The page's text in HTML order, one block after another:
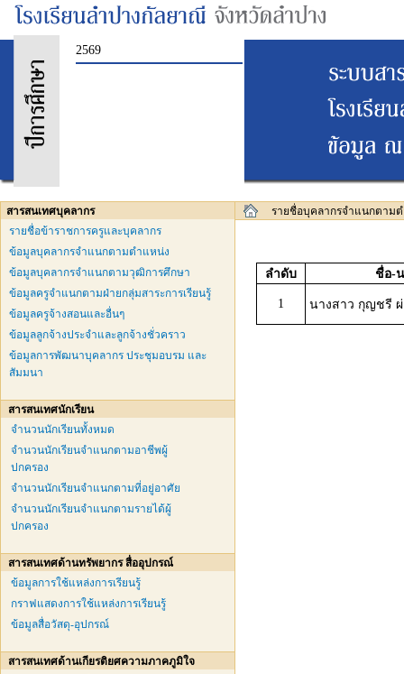
2569
สารสนเทศบุคลากร
รายชื่อข้าราชการครูและบุคลากร
ข้อมูลบุคลากรจำแนกตามตำแหน่ง
ข้อมูลบุคลากรจำแนกตามวุฒิการศึกษา
ข้อมูลครูจำแนกตามฝ่ายกลุ่มสาระการเรียนรู้
ข้อมูลครูจ้างสอนและอื่นๆ
ข้อมูลลูกจ้างประจำและลูกจ้างชั่วคราว
ข้อมูลการพัฒนาบุคลากร ประชุมอบรม และ
สัมมนา
สารสนเทศนักเรียน
จำนวนนักเรียนทั้งหมด
จำนวนนักเรียนจำแนกตามอาชีพผู้
ปกครอง
จำนวนนักเรียนจำแนกตามที่อยู่อาศัย
จำนวนนักเรียนจำแนกตามรายได้ผู้
ปกครอง
สารสนเทศด้านทรัพยากร สื่ออุปกรณ์
ข้อมูลการใช้แหล่งการเรียนรู้
กราฟแสดงการใช้แหล่งการเรียนรู้
ข้อมูลสื่อวัสดุ-อุปกรณ์
สารสนเทศด้านเกียรติยศความภาคภูมิใจ
รายชื่อบุคลากรจำแนกตาม
ลำดับ ชื่อ-
1 นางสาว กุญชรี